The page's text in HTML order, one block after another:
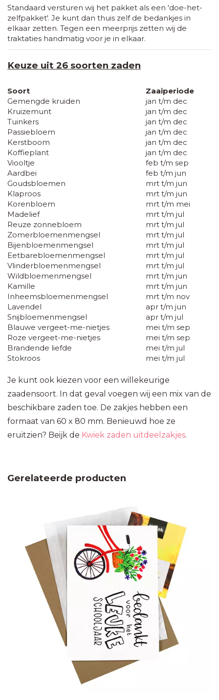
Standaard versturen wij het pakket als een 'doe-het-
zelfpakket'. Je kunt dan thuis zelf de bedankjes in
elkaar zetten. Tegen een meerprijs zetten wij de
traktaties handmatig voor je in elkaar.
Keuze uit 26 soorten zaden
Soort
Zaaiperiode
Gemengde kruiden
jan t/m dec
Kruizemunt
jan t/m dec
Tuinkers
jan t/m dec
Passiebloem
jan t/m dec
Kerstboom
jan t/m dec
Koffieplant
jan t/m dec
Viooltje
feb t/m sep
Aardbei
feb t/m jun
Goudsbloemen
mrt t/m jun
Klaproos
mrt t/m jun
Korenbloem
mrt t/m mei
Madelief
mrt t/m jul
Reuze zonnebloem
mrt t/m jul
Zomerbloemenmengsel
mrt t/m jul
Bijenbloemenmengsel
mrt t/m jul
Eetbarebloemenmengsel
mrt t/m jul
Vlinderbloemenmengsel
mrt t/m jul
Wildbloemenmengsel
mrt t/m jun
Kamille
mrt t/m jun
Inheemsbloemenmengsel
mrt t/m nov
Lavendel
apr t/m jun
Snijbloemenmengsel
apr t/m jul
Blauwe vergeet-me-nietjes
mei t/m sep
Roze vergeet-me-nietjes
mei t/m sep
Brandende liefde
mei t/m jul
Stokroos
mei t/m jul
Je kunt ook kiezen voor een willekeurige
zaadensoort. In dat geval voegen wij een mix van de
beschikbare zaden toe. De zakjes hebben een
formaat van 60 x 80 mm. Benieuwd hoe ze
eruitzien? Beijk de Kwiek zaden uitdeelzakjes.
Gerelateerde producten